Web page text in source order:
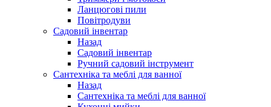
Ланцюгові пили
Повітродуви
Садовий інвентар
Назад
Садовий інвентар
Ручний садовий інструмент
Сантехніка та меблі для ванної
Назад
Сантехніка та меблі для ванної